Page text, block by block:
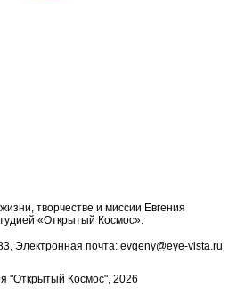
творчестве и миссии Евгения
«Открытый Космос».
Электронная почта: evgeny@eye-vista.ru
"Открытый Космос", 2026